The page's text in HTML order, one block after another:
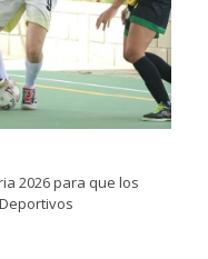
2026 para que los